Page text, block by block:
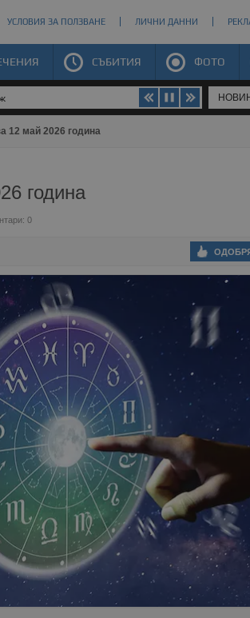
УСЛОВИЯ ЗА ПОЛЗВАНЕ ЛИЧНИ ДАННИ
СЪБИТИЯ ФОТО
12 май 2026 година
година
0